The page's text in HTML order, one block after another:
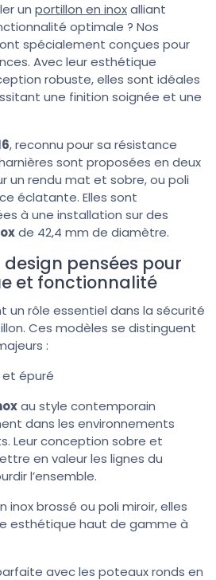
un portillon en inoxalliant
optimale ? Nos
spécialement conçues pour
Avec leur esthétique
robuste, elles sont idéales
une finition soignée et une
, reconnu pour sa résistance
sont proposées en deux
un rendu mat et sobre, ou poli
éclatante. Elles sont
à une installation sur des
de 42,4 mm de diamètre.
pensées pour
et fonctionnalité
un rôle essentiel dans la sécurité
Ces modèles se distinguent
:
et épuré
au style contemporain
dans les environnements
Leur conception sobre et
en valeur les lignes du
l’ensemble.
inox brossé ou poli miroir, elles
esthétique haut de gamme à
avec les poteaux ronds en